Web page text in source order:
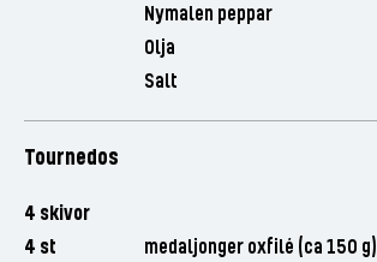
Nymalen peppar
Olja
Salt
Tournedos
4 skivor
4 st
medaljonger oxfilé (ca 150 g)